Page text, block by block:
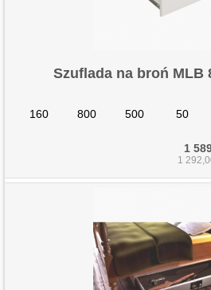
Szuflada na broń MLB
160 800 500 50
1
1